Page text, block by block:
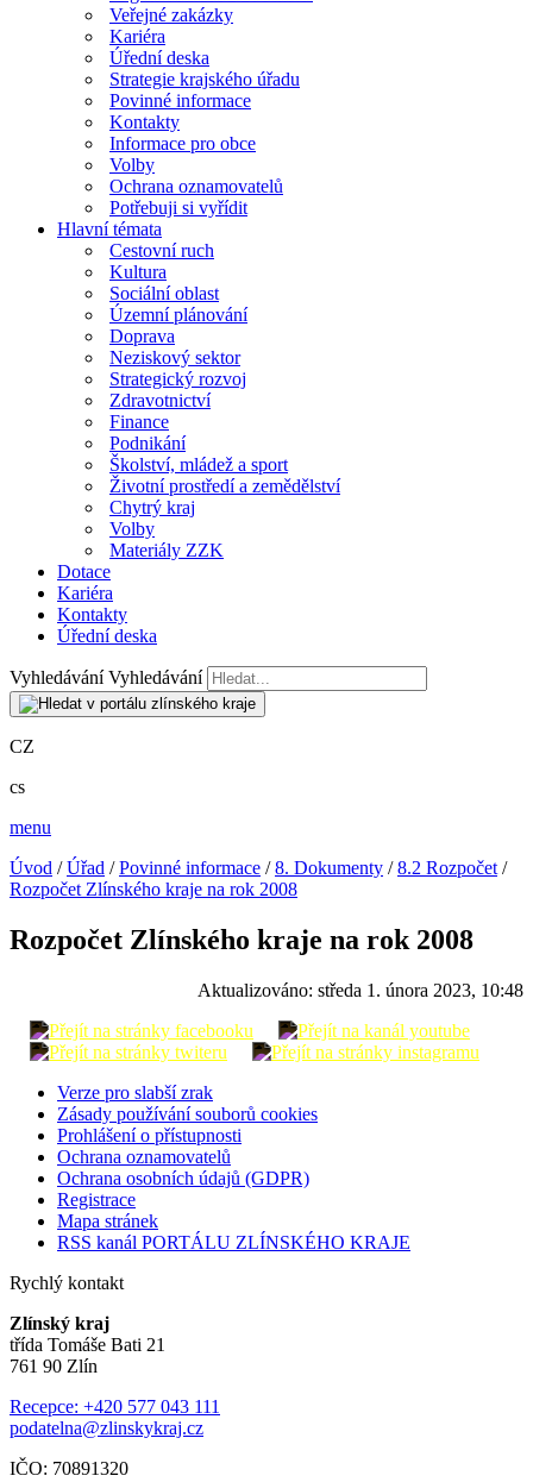
Veřejné zakázky
Kariéra
Úřední deska
Strategie krajského úřadu
Povinné informace
Kontakty
Informace pro obce
Volby
Ochrana oznamovatelů
Potřebuji si vyřídit
Hlavní témata
Cestovní ruch
Kultura
Sociální oblast
Územní plánování
Doprava
Neziskový sektor
Strategický rozvoj
Zdravotnictví
Finance
Podnikání
Školství, mládež a sport
Životní prostředí a zemědělství
Chytrý kraj
Volby
Materiály ZZK
Dotace
Kariéra
Kontakty
Úřední deska
Vyhledávání Vyhledávání
CZ
cs
menu
Úvod /Úřad /Povinné informace /8. Dokumenty /8.2 Rozpočet /
Rozpočet Zlínského kraje na rok 2008
Rozpočet Zlínského kraje na rok 2008
Aktualizováno: středa 1. února 2023, 10:48
Verze pro slabší zrak
Zásady používání souborů cookies
Prohlášení o přístupnosti
Ochrana oznamovatelů
Ochrana osobních údajů (GDPR)
Registrace
Mapa stránek
RSS kanál PORTÁLU ZLÍNSKÉHO KRAJE
Rychlý kontakt
Zlínský kraj
třída Tomáše Bati 21
761 90 Zlín
Recepce: +420 577 043 111
podatelna@zlinskykraj.cz
IČO: 70891320